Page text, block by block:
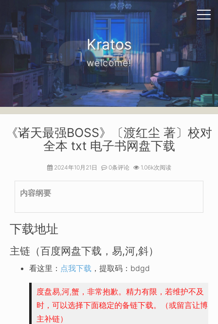
Kratos
welcome!
《诸天最强BOSS》〔渡红尘 著〕校对
全本 txt 电子书网盘下载
2024年10月21日 0条评论 1.06k次阅读
内容纲要
下载地址
主链（百度网盘下载，易,河,斜）
看这里： 点我下载 ，提取码：bdgd
度盘易,河,蟹，非常抱歉。精力有限，若维护不及
时，可以选择下面稳定的备链下载。（或留言让博
主补链）